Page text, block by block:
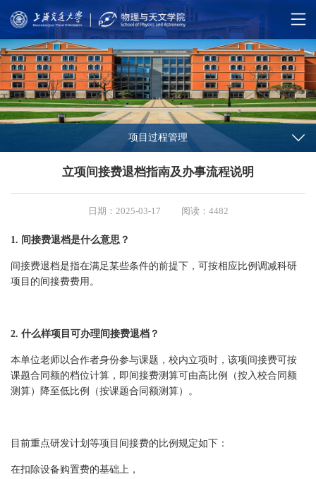
项目过程管理
立项间接费退档指南及办事流程说明
日期：2025-03-17 阅读：4482
1. 间接费退档是什么意思？
间接费退档是指在满足某些条件的前提下，可按相应比例调减科研
项目的间接费费用。
2. 什么样项目可办理间接费退档？
本单位老师以合作者身份参与课题，校内立项时，该项间接费可按
课题合同额的档位计算，即间接费测算可由高比例（按入校合同额
测算）降至低比例（按课题合同额测算）。
目前重点研发计划等项目间接费的比例规定如下：
在扣除设备购置费的基础上，